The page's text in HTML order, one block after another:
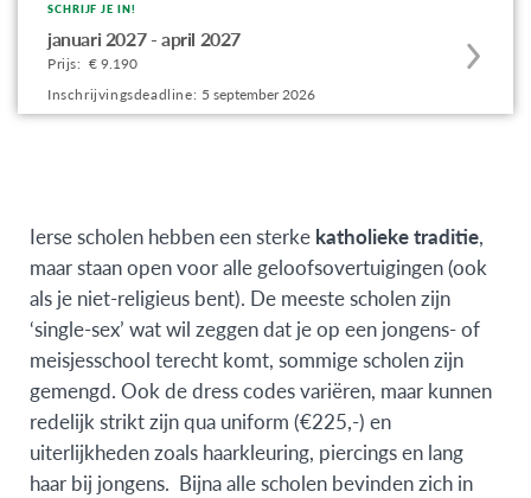
Apply
to
this
program
SCHRIJF JE IN!
januari 2027 - april 2027
Prijs: € 9.190
Inschrijvingsdeadline: 5 september 2026
Ierse scholen hebben een sterke katholieke traditie,
maar staan open voor alle geloofsovertuigingen (ook
als je niet-religieus bent). De meeste scholen zijn
‘single-sex’ wat wil zeggen dat je op een jongens- of
meisjesschool terecht komt, sommige scholen zijn
gemengd. Ook de dress codes variëren, maar kunnen
redelijk strikt zijn qua uniform (€225,-) en
uiterlijkheden zoals haarkleuring, piercings en lang
haar bij jongens. Bijna alle scholen bevinden zich in